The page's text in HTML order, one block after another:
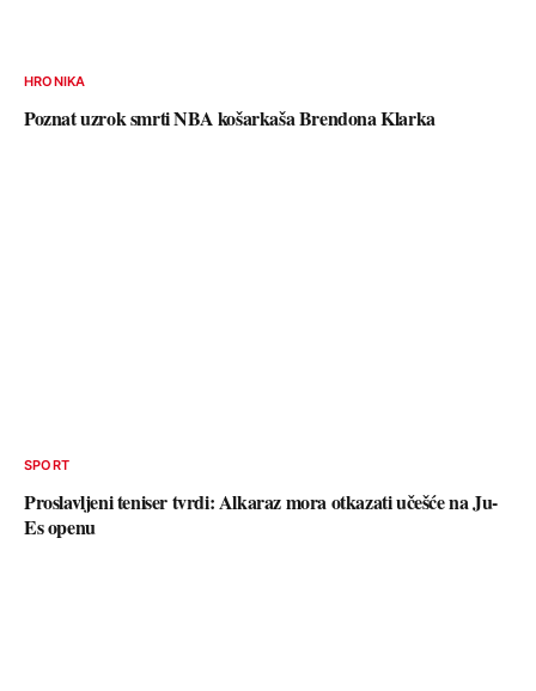
HRONIKA
Poznat uzrok smrti NBA košarkaša Brendona Klarka
SPORT
Proslavljeni teniser tvrdi: Alkaraz mora otkazati učešće na Ju-
Es openu